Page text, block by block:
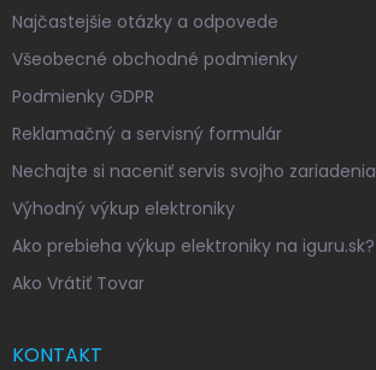
Najčastejšie otázky a odpovede
Všeobecné obchodné podmienky
Podmienky GDPR
Reklamačný a servisný formulár
Nechajte si naceniť servis svojho zariadenia
Výhodný výkup elektroniky
Ako prebieha výkup elektroniky na iguru.sk?
Ako Vrátiť Tovar
KONTAKT